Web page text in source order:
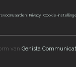
|Privacy |Cookie-
van Genista